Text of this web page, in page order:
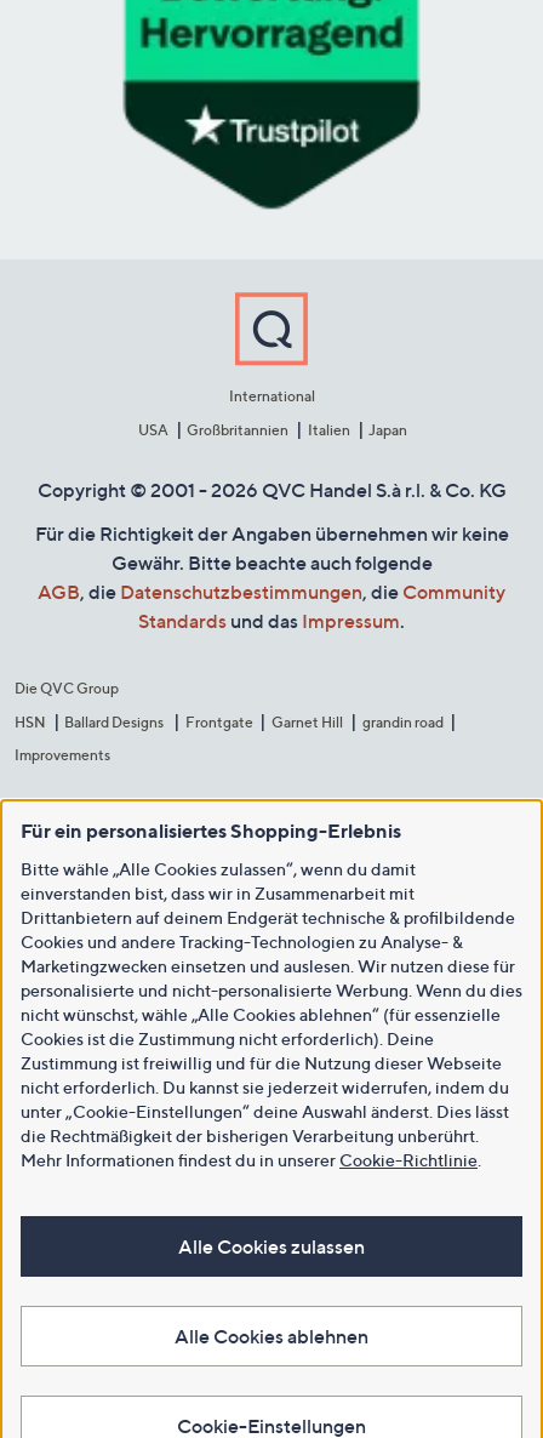
International
USA
Großbritannien Italien Japan
Copyright © 2001 - 2026 QVC Handel S.à r.l. & Co. KG
Für die Richtigkeit der Angaben übernehmen wir keine
Gewähr. Bitte beachte auch folgende
AGB, die Datenschutzbestimmungen, die Community
Standards und das Impressum.
Die QVC Group
HSN
Ballard Designs Frontgate Garnet Hill
grandin road
Improvements
Für ein personalisiertes Shopping-Erlebnis
Bitte wähle „Alle Cookies zulassen“, wenn du damit
einverstanden bist, dass wir in Zusammenarbeit mit
Drittanbietern auf deinem Endgerät technische & profilbildende
Cookies und andere Tracking-Technologien zu Analyse- &
Marketingzwecken einsetzen und auslesen. Wir nutzen diese für
personalisierte und nicht-personalisierte Werbung. Wenn du dies
nicht wünschst, wähle „Alle Cookies ablehnen“ (für essenzielle
Cookies ist die Zustimmung nicht erforderlich). Deine
Zustimmung ist freiwillig und für die Nutzung dieser Webseite
nicht erforderlich. Du kannst sie jederzeit widerrufen, indem du
unter „Cookie-Einstellungen“ deine Auswahl änderst. Dies lässt
die Rechtmäßigkeit der bisherigen Verarbeitung unberührt.
Mehr Informationen findest du in unsererCookie-Richtlinie
Alle Cookies zulassen
Alle Cookies ablehnen
Cookie-Einstellungen